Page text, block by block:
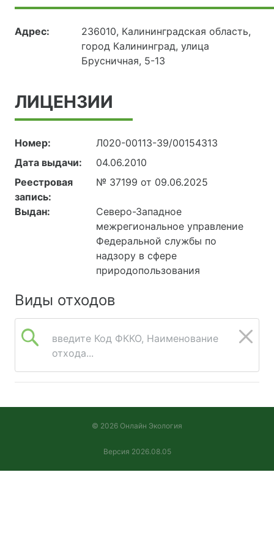
Адрес:
236010, Калининградская область,
город Калининград, улица
Брусничная, 5-13
ЛИЦЕНЗИИ
Номер:
Л020-00113-39/00154313
Дата выдачи:
04.06.2010
Реестровая
запись:
№ 37199 от 09.06.2025
Выдан:
Северо-Западное
межрегиональное управление
Федеральной службы по
надзору в сфере
природопользования
Виды отходов
введите Код ФККО, Наименование
отхода...
© 2026 Онлайн Экология
Версия 2026.08.05